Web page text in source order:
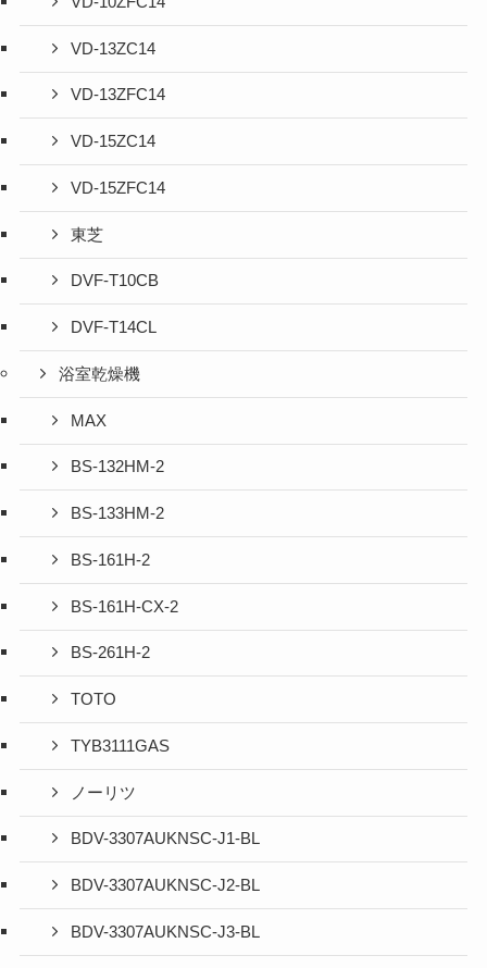
VD-13ZC14
VD-13ZFC14
VD-15ZC14
VD-15ZFC14
東芝
DVF-T10CB
DVF-T14CL
浴室乾燥機
MAX
BS-132HM-2
BS-133HM-2
BS-161H-2
BS-161H-CX-2
BS-261H-2
TOTO
TYB3111GAS
ノーリツ
BDV-3307AUKNSC-J1-BL
BDV-3307AUKNSC-J2-BL
BDV-3307AUKNSC-J3-BL